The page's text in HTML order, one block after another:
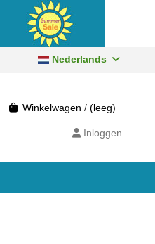
Nederlands
Winkelwagen / (leeg)
Inloggen